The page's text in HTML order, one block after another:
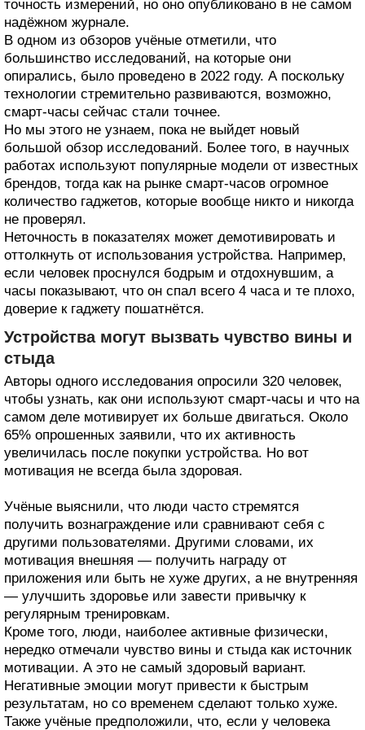
точность измерений, но оно опубликовано в не самом
надёжном журнале.
В одном из обзоров учёные отметили, что
большинство исследований, на которые они
опирались, было проведено в 2022 году. А поскольку
технологии стремительно развиваются, возможно,
смарт-часы сейчас стали точнее.
Но мы этого не узнаем, пока не выйдет новый
большой обзор исследований. Более того, в научных
работах используют популярные модели от известных
брендов, тогда как на рынке смарт-часов огромное
количество гаджетов, которые вообще никто и никогда
не проверял.
Неточность в показателях может демотивировать и
оттолкнуть от использования устройства. Например,
если человек проснулся бодрым и отдохнувшим, а
часы показывают, что он спал всего 4 часа и те плохо,
доверие к гаджету пошатнётся.
Устройства могут вызвать чувство вины и
стыда
Авторы одного исследования опросили 320 человек,
чтобы узнать, как они используют смарт-часы и что на
самом деле мотивирует их больше двигаться. Около
65% опрошенных заявили, что их активность
увеличилась после покупки устройства. Но вот
мотивация не всегда была здоровая.
Учёные выяснили, что люди часто стремятся
получить вознаграждение или сравнивают себя с
другими пользователями. Другими словами, их
мотивация внешняя — получить награду от
приложения или быть не хуже других, а не внутренняя
— улучшить здоровье или завести привычку к
регулярным тренировкам.
Кроме того, люди, наиболее активные физически,
нередко отмечали чувство вины и стыда как источник
мотивации. А это не самый здоровый вариант.
Негативные эмоции могут привести к быстрым
результатам, но со временем сделают только хуже.
Также учёные предположили, что, если у человека